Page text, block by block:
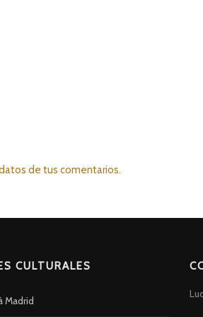
de tus comentarios.
CULTURALES
Madrid